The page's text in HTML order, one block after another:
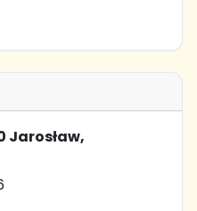
Jarosław,